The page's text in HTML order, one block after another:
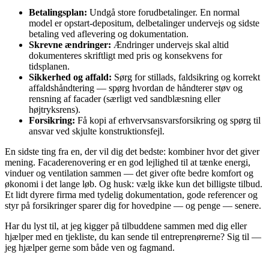
Betalingsplan: Undgå store forudbetalinger. En normal
model er opstart-depositum, delbetalinger undervejs og sidste
betaling ved aflevering og dokumentation.
Skrevne ændringer: Ændringer undervejs skal altid
dokumenteres skriftligt med pris og konsekvens for
tidsplanen.
Sikkerhed og affald: Sørg for stillads, faldsikring og korrekt
affaldshåndtering — spørg hvordan de håndterer støv og
rensning af facader (særligt ved sandblæsning eller
højtryksrens).
Forsikring: Få kopi af erhvervsansvarsforsikring og spørg til
ansvar ved skjulte konstruktionsfejl.
En sidste ting fra en, der vil dig det bedste: kombiner hvor det giver
mening. Facaderenovering er en god lejlighed til at tænke energi,
vinduer og ventilation sammen — det giver ofte bedre komfort og
økonomi i det lange løb. Og husk: vælg ikke kun det billigste tilbud.
Et lidt dyrere firma med tydelig dokumentation, gode referencer og
styr på forsikringer sparer dig for hovedpine — og penge — senere.
Har du lyst til, at jeg kigger på tilbuddene sammen med dig eller
hjælper med en tjekliste, du kan sende til entreprenørerne? Sig til —
jeg hjælper gerne som både ven og fagmand.